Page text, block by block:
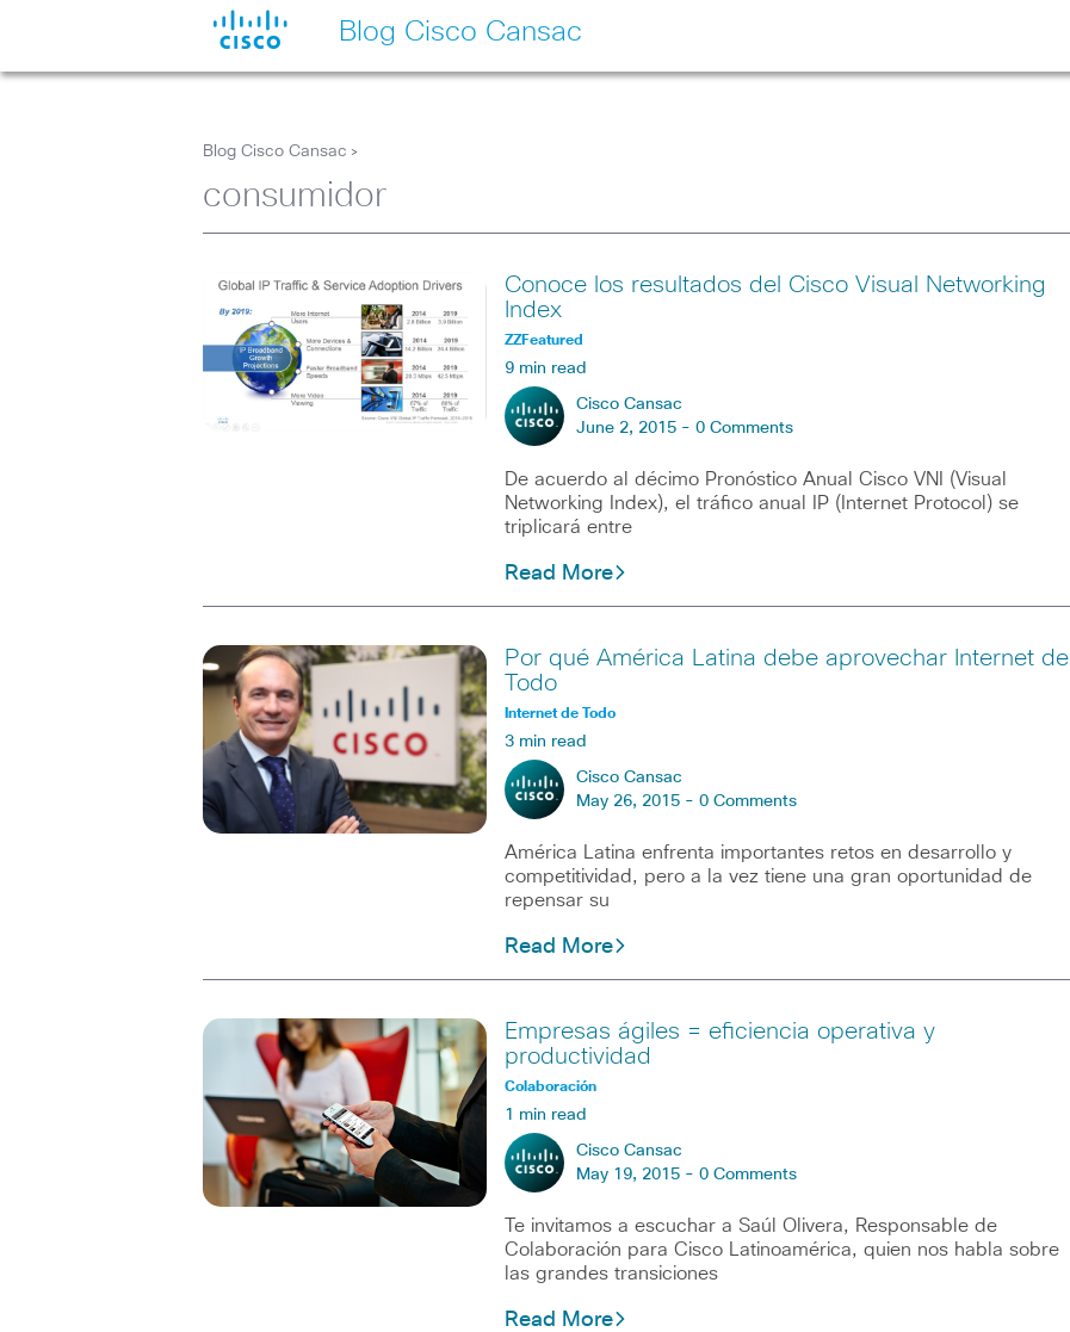
Blog Cisco Cansac
Blog Cisco Cansac >
consumidor
Conoce los resultados del Cisco Visual Networking
Index
ZZFeatured
9 min read
Cisco Cansac
June 2, 2015 - 0 Comments
De acuerdo al décimo Pronóstico Anual Cisco VNI (Visual
Networking Index), el tráfico anual IP (Internet Protocol) se
triplicará entre
Read More
Por qué América Latina debe aprovechar Internet de
Todo
Internet de Todo
3 min read
Cisco Cansac
May 26, 2015 - 0 Comments
América Latina enfrenta importantes retos en desarrollo y
competitividad, pero a la vez tiene una gran oportunidad de
repensar su
Read More
Empresas ágiles = eficiencia operativa y
productividad
Colaboración
1 min read
Cisco Cansac
May 19, 2015 - 0 Comments
Te invitamos a escuchar a Saúl Olivera, Responsable de
Colaboración para Cisco Latinoamérica, quien nos habla sobre
las grandes transiciones
Read More